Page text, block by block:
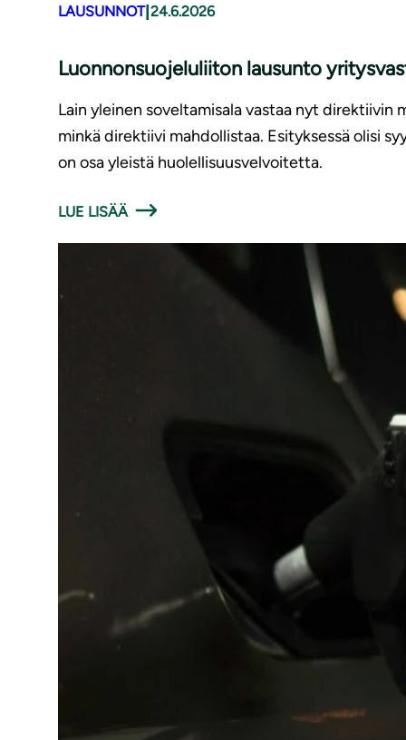
LAUSUNNOT|24.6.2026
Luonnonsuojeluliiton lausunto
Lain yleinen soveltamisala vastaa nyt direktiivin
minkä direktiivi mahdollistaa. Esityksessä olisi
on osa yleistä huolellisuusvelvoitetta.
LUE LISÄÄ